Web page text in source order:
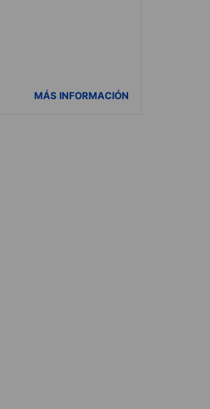
MÁS INFORMACIÓN